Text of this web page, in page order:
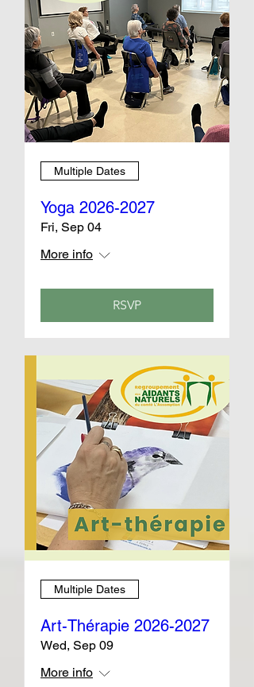
Multiple Dates
Yoga 2026-2027
Fri, Sep 04
More info
RSVP
Multiple Dates
Art-Thérapie 2026-2027
Wed, Sep 09
More info